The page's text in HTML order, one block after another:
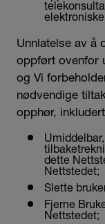
Unnlatelse av å
oppført ovenfor
og Vi
nødvendige
opphør,
dette
Nettstedet;
Slette
Fjerne
Nettstedet;